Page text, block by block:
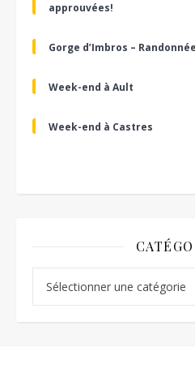
approuvées!
Gorge d’Imbros –
Week-end à Ault
Week-end à Castres